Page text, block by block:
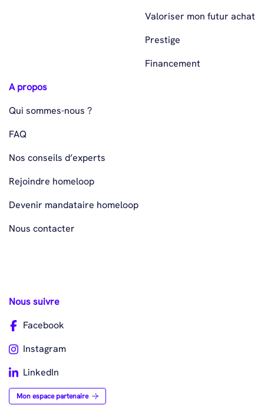
Valoriser mon futur achat
Prestige
Financement
A propos
Qui sommes-nous ?
FAQ
Nos conseils d’experts
Rejoindre homeloop
Devenir mandataire homeloop
Nous contacter
Nous suivre
Facebook
Instagram
LinkedIn
Mon espace partenaire